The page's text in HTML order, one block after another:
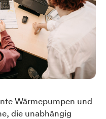
Wärmepumpen und
die unabhängig